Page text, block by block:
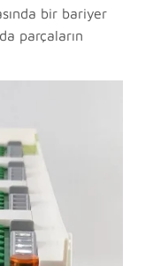
bir bariyer
parçaların